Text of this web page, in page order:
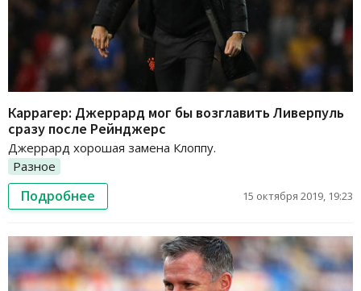
Каррагер: Джеррард мог бы возглавить Ливерпуль
сразу после Рейнджерс
Джеррард хорошая замена Клоппу.
Разное
Подробнее 15 октября 2019, 19:23